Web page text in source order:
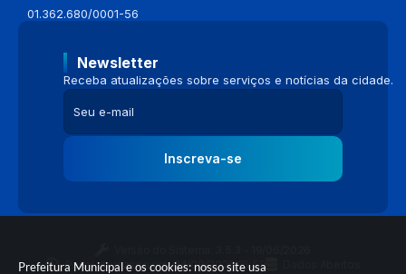
Prefeitura Municipal e os cookies: nosso site usa
01.362.680/0001-56
Newsletter
Receba atualizações sobre serviços e notícias da cidade.
Inscreva-se
Portal atualizado em:04/08/2026 16:58